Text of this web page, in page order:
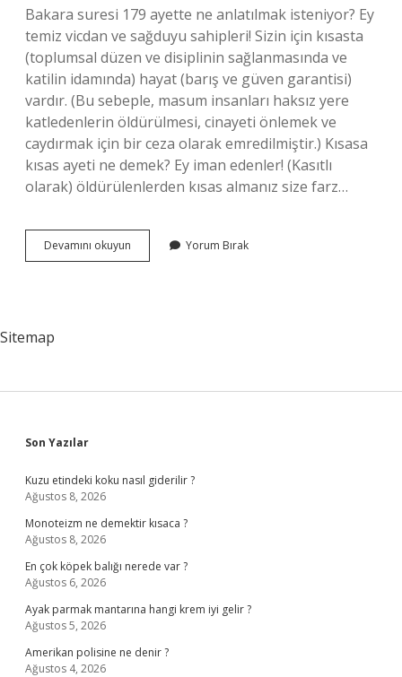
Bakara suresi 179 ayette ne anlatılmak isteniyor? Ey
temiz vicdan ve sağduyu sahipleri! Sizin için kısasta
(toplumsal düzen ve disiplinin sağlanmasında ve
katilin idamında) hayat (barış ve güven garantisi)
vardır. (Bu sebeple, masum insanları haksız yere
katledenlerin öldürülmesi, cinayeti önlemek ve
caydırmak için bir ceza olarak emredilmiştir.) Kısasa
kısas ayeti ne demek? Ey iman edenler! (Kasıtlı
olarak) öldürülenlerden kısas almanız size farz…
Devamını okuyun
Hayat
Yorum Bırak
Sitemap
Sidebar
Son Yazılar
Kuzu etindeki koku nasıl giderilir ?
Ağustos 8, 2026
Monoteizm ne demektir kısaca ?
Ağustos 8, 2026
En çok köpek balığı nerede var ?
Ağustos 6, 2026
Ayak parmak mantarına hangi krem iyi gelir ?
Ağustos 5, 2026
Amerikan polisine ne denir ?
Ağustos 4, 2026